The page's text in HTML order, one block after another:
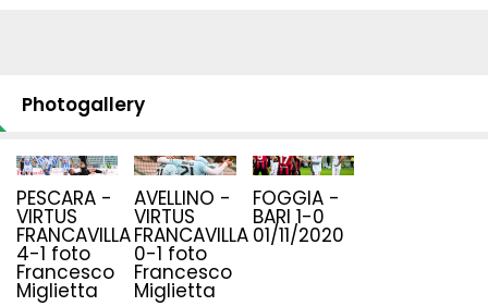
Photogallery
PESCARA -
VIRTUS
FRANCAVILLA
4-1 foto
Francesco
Miglietta
AVELLINO -
VIRTUS
FRANCAVILLA
0-1 foto
Francesco
Miglietta
FOGGIA -
BARI 1-0
01/11/2020